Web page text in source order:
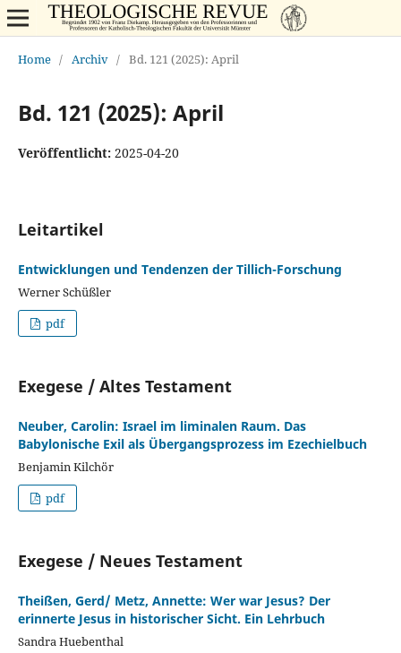
Home / Archiv / Bd. 121 (2025): April
Bd. 121 (2025): April
Veröffentlicht: 2025-04-20
Leitartikel
Entwicklungen und Tendenzen der Tillich-Forschung
Werner Schüßler
pdf
Exegese / Altes Testament
Neuber, Carolin: Israel im liminalen Raum. Das
Babylonische Exil als Übergangsprozess im Ezechielbuch
Benjamin Kilchör
pdf
Exegese / Neues Testament
Theißen, Gerd/ Metz, Annette: Wer war Jesus? Der
erinnerte Jesus in historischer Sicht. Ein Lehrbuch
Sandra Huebenthal